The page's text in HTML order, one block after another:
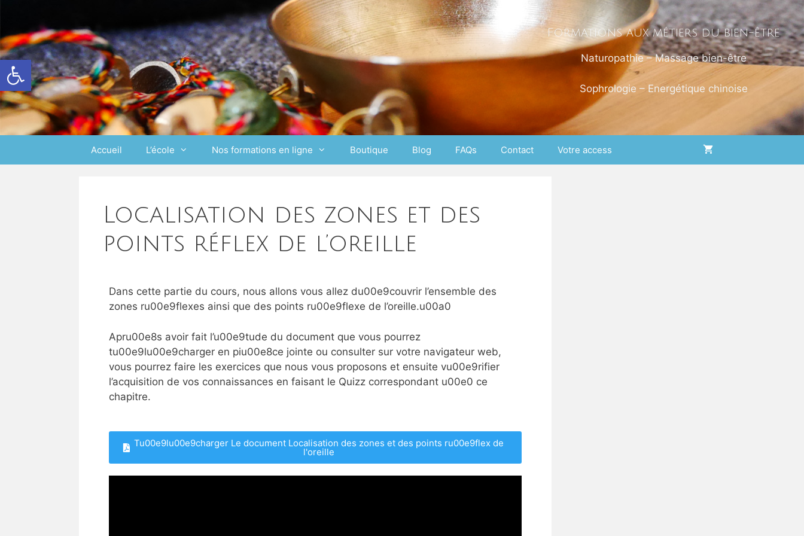
Ouvrir la barre d’outils
Formations aux métiers du bien-être
Naturopathie – Massage bien-être
Sophrologie – Energétique chinoise
Accueil L’école Nos formations en ligne Boutique Blog FAQs Contact Votre access
Localisation des zones et des
points réflex de l’oreille
Dans cette partie du cours, nous allons vous allez du00e9couvrir l’ensemble des
zones ru00e9flexes ainsi que des points ru00e9flexe de l’oreille.u00a0
Apru00e8s avoir fait l’u00e9tude du document que vous pourrez
tu00e9lu00e9charger en piu00e8ce jointe ou consulter sur votre navigateur web,
vous pourrez faire les exercices que nous vous proposons et ensuite vu00e9rifier
l’acquisition de vos connaissances en faisant le Quizz correspondant u00e0 ce
chapitre.
Tu00e9lu00e9charger Le document Localisation des zones et des points ru00e9flex de
l'oreille